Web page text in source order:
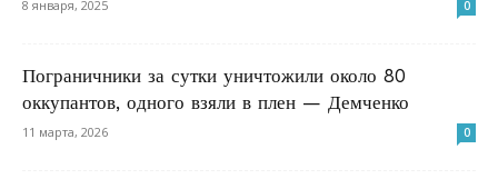
8 января, 2025 0
Пограничники за сутки уничтожили около 80
оккупантов, одного взяли в плен — Демченко
11 марта, 2026 0